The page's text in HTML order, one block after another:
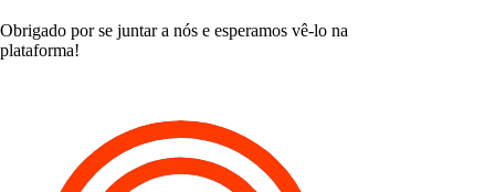
Obrigado por se juntar a nós e esperamos vê-lo na
plataforma!